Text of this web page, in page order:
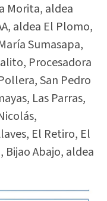
Morita, aldea
aldea El Plomo,
Sumasapa,
Procesadora
San Pedro
Las Parras,
El Retiro, El
Bijao Abajo, aldea